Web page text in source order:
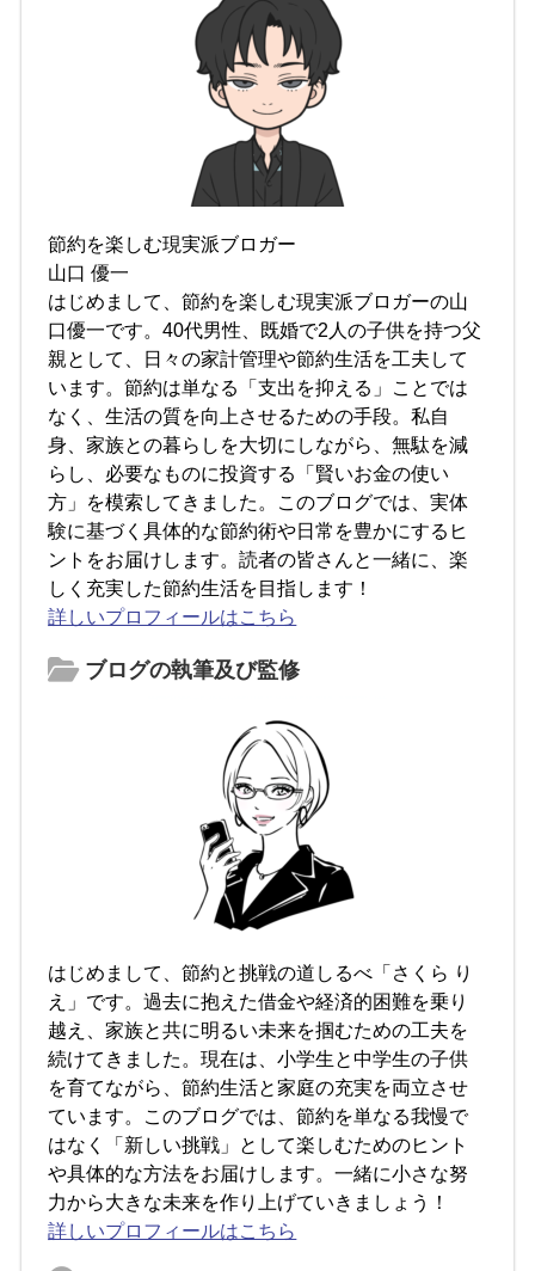
節約を楽しむ現実派ブロガー
山口 優一
はじめまして、節約を楽しむ現実派ブロガーの山
口優一です。40代男性、既婚で2人の子供を持つ父
親として、日々の家計管理や節約生活を工夫して
います。節約は単なる「支出を抑える」ことでは
なく、生活の質を向上させるための手段。私自
身、家族との暮らしを大切にしながら、無駄を減
らし、必要なものに投資する「賢いお金の使い
方」を模索してきました。このブログでは、実体
験に基づく具体的な節約術や日常を豊かにするヒ
ントをお届けします。読者の皆さんと一緒に、楽
しく充実した節約生活を目指します！
詳しいプロフィールはこちら
ブログの執筆及び監修
はじめまして、節約と挑戦の道しるべ「さくら り
え」です。過去に抱えた借金や経済的困難を乗り
越え、家族と共に明るい未来を掴むための工夫を
続けてきました。現在は、小学生と中学生の子供
を育てながら、節約生活と家庭の充実を両立させ
ています。このブログでは、節約を単なる我慢で
はなく「新しい挑戦」として楽しむためのヒント
や具体的な方法をお届けします。一緒に小さな努
力から大きな未来を作り上げていきましょう！
詳しいプロフィールはこちら